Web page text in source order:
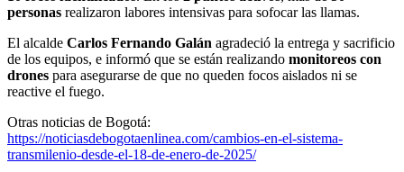
personas realizaron labores intensivas para sofocar las llamas.
El alcalde Carlos Fernando Galán agradeció la entrega y sacrificio
de los equipos, e informó que se están realizando monitoreos con
drones para asegurarse de que no queden focos aislados ni se
reactive el fuego.
Otras noticias de Bogotá:
https://noticiasdebogotaenlinea.com/cambios-en-el-sistema-
transmilenio-desde-el-18-de-enero-de-2025/